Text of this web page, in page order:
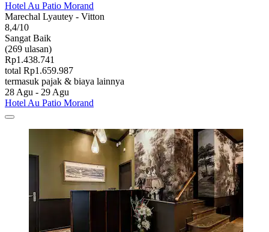
Hotel Au Patio Morand
Marechal Lyautey - Vitton
8,4/10
Sangat Baik
(269 ulasan)
Rp1.438.741
total Rp1.659.987
termasuk pajak & biaya lainnya
28 Agu - 29 Agu
Hotel Au Patio Morand